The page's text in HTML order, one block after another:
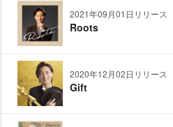
2021年09月01日リリース
Roots
2020年12月02日リリース
Gift